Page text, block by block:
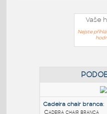
Vaše
Nejste